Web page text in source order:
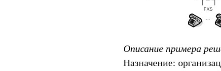
Описание примера
Назначение: